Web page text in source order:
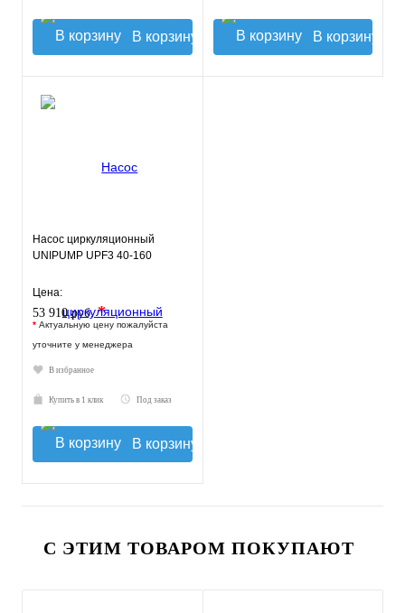
В корзину В корзину
Насос циркуляционный
UNIPUMP UPF3 40-160
Цена:
53 910 руб.*
* Актуальную цену пожалуйста
уточните у менеджера
В избранное
Купить в 1 клик Под заказ
В корзину
С ЭТИМ ТОВАРОМ ПОКУПАЮТ